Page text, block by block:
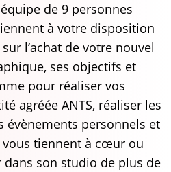
de 9 personnes
à votre disposition
l’achat de votre nouvel
ses objectifs et
pour réaliser vos
agréée ANTS, réaliser les
évènements personnels et
tiennent à cœur ou
son studio de plus de